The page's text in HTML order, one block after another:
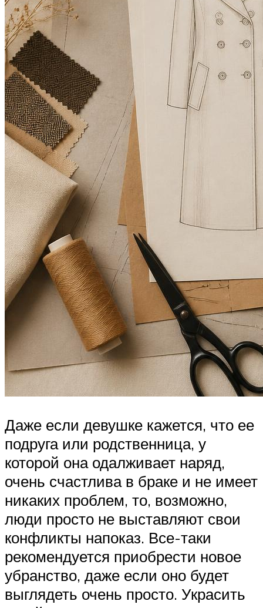
Даже если девушке кажется, что ее
подруга или родственница, у
которой она одалживает наряд,
очень счастлива в браке и не имеет
никаких проблем, то, возможно,
люди просто не выставляют свои
конфликты напоказ. Все-таки
рекомендуется приобрести новое
убранство, даже если оно будет
выглядеть очень просто. Украсить